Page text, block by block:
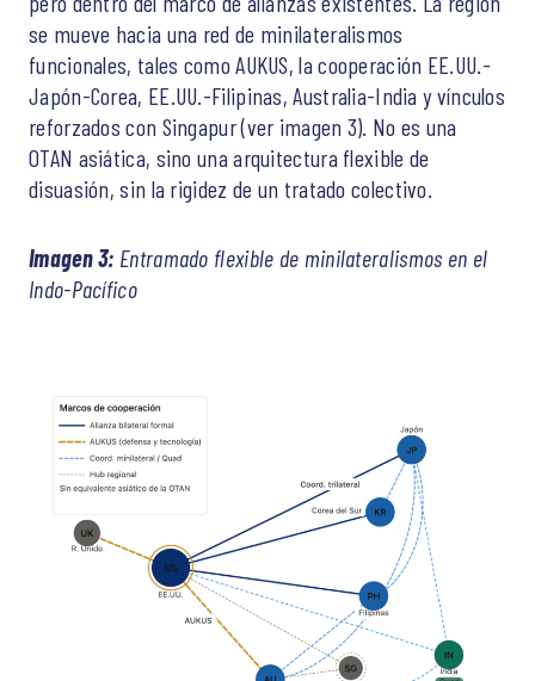
se mueve hacia una red de minilateralismos
funcionales, tales como AUKUS, la cooperación EE.UU.-
Japón-Corea, EE.UU.-Filipinas, Australia-India y vínculos
reforzados con Singapur (ver imagen 3). No es una
OTAN asiática, sino una arquitectura flexible de
disuasión, sin la rigidez de un tratado colectivo.
Imagen 3: Entramado flexible de minilateralismos en el
Indo-Pacífico